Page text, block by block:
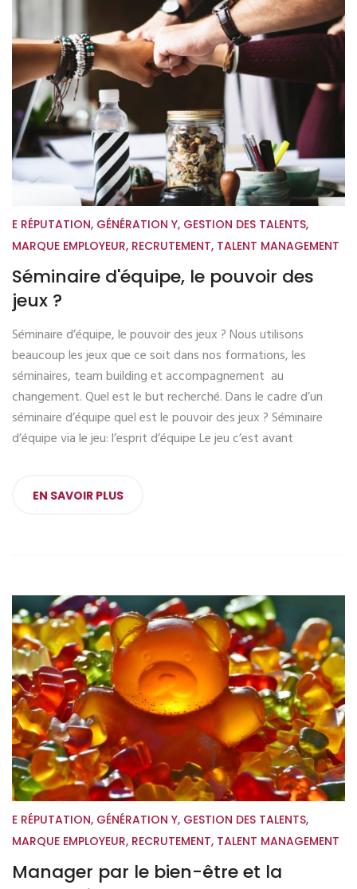
E RÉPUTATION, GÉNÉRATION Y, GESTION DES TALENTS,
MARQUE EMPLOYEUR, RECRUTEMENT, TALENT MANAGEMENT
Séminaire d'équipe, le pouvoir des
jeux ?
Séminaire d’équipe, le pouvoir des jeux ? Nous utilisons
beaucoup les jeux que ce soit dans nos formations, les
séminaires, team building et accompagnement au
changement. Quel est le but recherché. Dans le cadre d’un
séminaire d’équipe quel est le pouvoir des jeux ? Séminaire
d’équipe via le jeu: l’esprit d’équipe Le jeu c’est avant
EN SAVOIR PLUS
E RÉPUTATION, GÉNÉRATION Y, GESTION DES TALENTS,
MARQUE EMPLOYEUR, RECRUTEMENT, TALENT MANAGEMENT
Manager par le bien-être et la